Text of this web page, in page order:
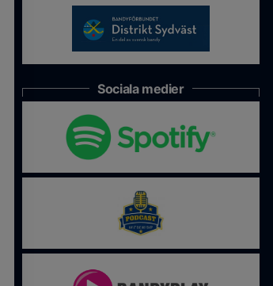
Sociala medier